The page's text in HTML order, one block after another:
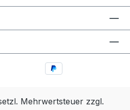
Mehrwertsteuer zzgl.